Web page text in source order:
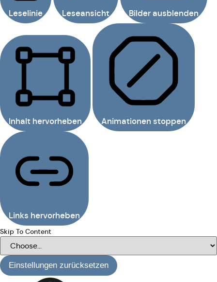
Leselinie Leseansicht Bilder ausblenden
Inhalt hervorheben Animationen stoppen
Links hervorheben
Skip To Content
Einstellungen zurücksetzen